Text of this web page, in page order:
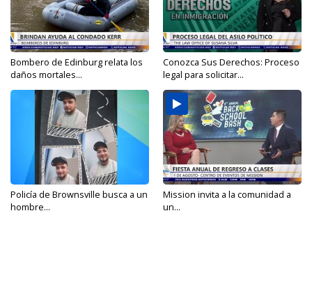
Bombero de Edinburg relata los
daños mortales...
Conozca Sus Derechos: Proceso
legal para solicitar...
Policía de Brownsville busca a un
hombre...
Mission invita a la comunidad a
un...